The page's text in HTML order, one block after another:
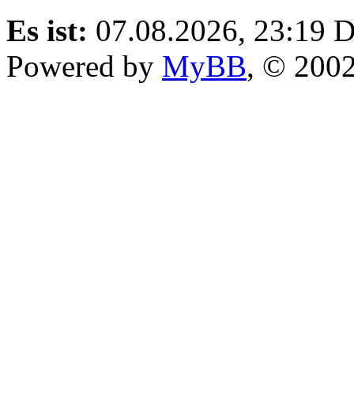
Es ist: 07.08.2026, 23:19
Powered by MyBB, ©